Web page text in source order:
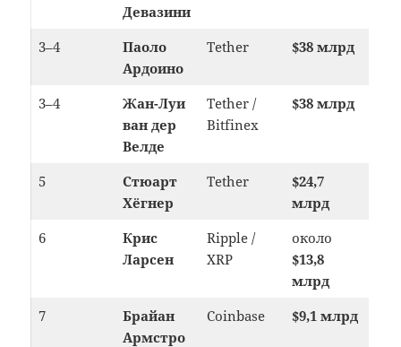
Девазини
3–4
Паоло
Ардоино
Tether $38 млрд
3–4
Жан-Луи
ван дер
Велде
Tether /
Bitfinex
$38 млрд
5
Стюарт
Хёгнер
Tether
$24,7
млрд
6
Крис
Ларсен
Ripple /
XRP
около
$13,8
млрд
7
Брайан
Армстро
Coinbase $9,1 млрд